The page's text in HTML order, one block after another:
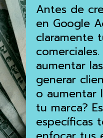
Antes de
en Google
claramente
comerciales.
aumentar
generar
o aumentar
tu marca?
específicas